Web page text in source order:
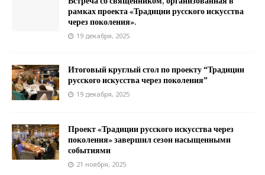
рамках проекта «Традиции русского искусства
через поколения».
19 декабря, 2025
Итоговый круглый стол по проекту “Традиции
русского искусства через поколения”
19 декабря, 2025
Проект «Традиции русского искусства через
поколения» завершил сезон насыщенными
событиями
21 ноября, 2025